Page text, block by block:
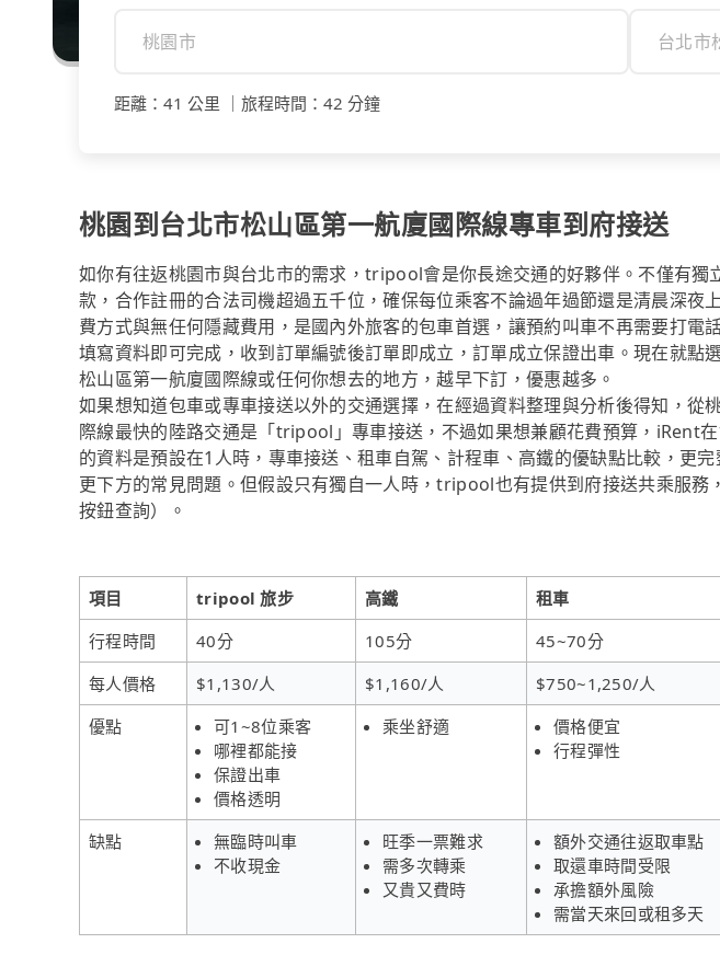
距離 ： 41 公里 旅程時間 ： 42 分鐘
桃園到台北市松山區第一航廈國際線專車到府接送
如你有往返桃園市與台北市的需求，tripool會是你長途交通的好夥伴。不僅有獨
款，合作註冊的合法司機超過五千位，確保每位乘客不論過年過節還是清晨深夜
費方式與無任何隱藏費用，是國內外旅客的包車首選，讓預約叫車不再需要打電
填寫資料即可完成，收到訂單編號後訂單即成立，訂單成立保證出車。現在就點
松山區第一航廈國際線或任何你想去的地方，越早下訂，優惠越多。
如果想知道包車或專車接送以外的交通選擇，在經過資料整理與分析後得知，從
際線最快的陸路交通是「tripool」專車接送，不過如果想兼顧花費預算，iRent
的資料是預設在1人時，專車接送、租車自駕、計程車、高鐵的優缺點比較，更
更下方的常見問題。但假設只有獨自一人時，tripool也有提供到府接送共乘服務
按鈕查詢）。
項目 tripool 旅步 高鐵 租車
行程時間
40分 105分 45~70分
每人價格
$1,130/人 $1,160/人 $750~1,250/人
優點
可1~8位乘客
哪裡都能接
保證出車
價格透明
乘坐舒適
價格便宜
行程彈性
缺點
無臨時叫車
不收現金
旺季一票難求
需多次轉乘
又貴又費時
額外交通往返取車點
取還車時間受限
承擔額外風險
需當天來回或租多天